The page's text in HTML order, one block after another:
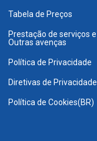
Tabela de Preços
Prestação de serviços e
Outras avenças
Política de Privacidade
Diretivas de Privacidade
Política de Cookies(BR)